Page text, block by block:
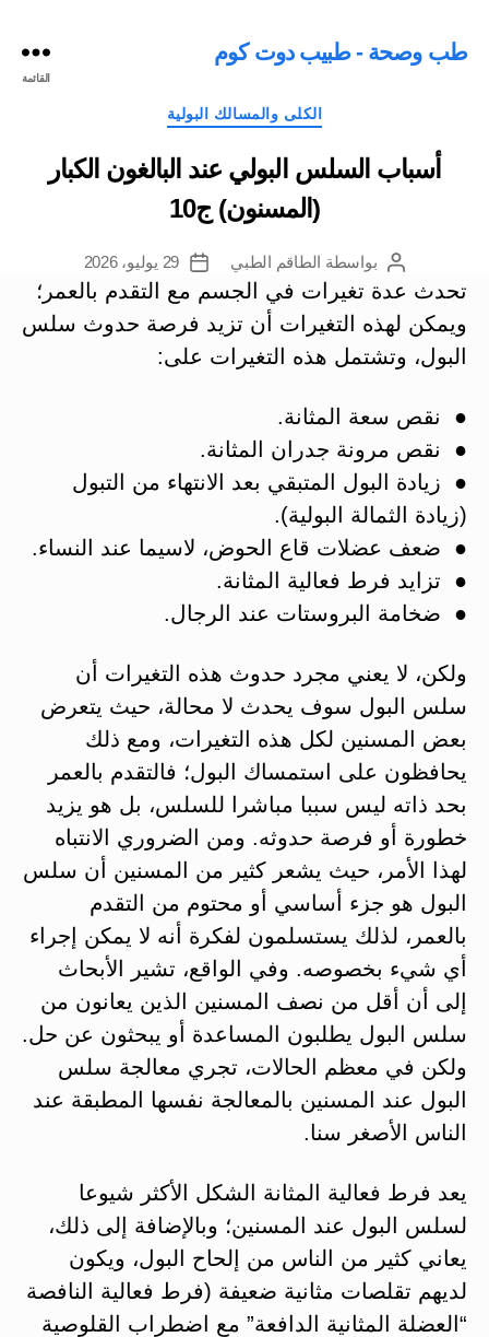
طب وصحة - طبيب دوت كوم
القائمة
التصنيفات
الكلى والمسالك البولية
أسباب السلس البولي عند البالغون الكبار
(المسنون) ج10
كاتب
المقالة
بواسطة الطاقم الطبي
تاريخ
المقالة
29 يوليو، 2026
تحدث عدة تغيرات في الجسم مع التقدم بالعمر؛
ويمكن لهذه التغيرات أن تزيد فرصة حدوث سلس
البول، وتشتمل هذه التغيرات على:
● نقص سعة المثانة.
● نقص مرونة جدران المثانة.
● زيادة البول المتبقي بعد الانتهاء من التبول
(زيادة الثمالة البولية).
● ضعف عضلات قاع الحوض، لاسيما عند النساء.
● تزايد فرط فعالية المثانة.
● ضخامة البروستات عند الرجال.
ولكن، لا يعني مجرد حدوث هذه التغيرات أن
سلس البول سوف يحدث لا محالة، حيث يتعرض
بعض المسنين لكل هذه التغيرات، ومع ذلك
يحافظون على استمساك البول؛ فالتقدم بالعمر
بحد ذاته ليس سببا مباشرا للسلس، بل هو يزيد
خطورة أو فرصة حدوثه. ومن الضروري الانتباه
لهذا الأمر، حيث يشعر كثير من المسنين أن سلس
البول هو جزء أساسي أو محتوم من التقدم
بالعمر، لذلك يستسلمون لفكرة أنه لا يمكن إجراء
أي شيء بخصوصه. وفي الواقع، تشير الأبحاث
إلى أن أقل من نصف المسنين الذين يعانون من
سلس البول يطلبون المساعدة أو يبحثون عن حل.
ولكن في معظم الحالات، تجري معالجة سلس
البول عند المسنين بالمعالجة نفسها المطبقة عند
الناس الأصغر سنا.
يعد فرط فعالية المثانة الشكل الأكثر شيوعا
لسلس البول عند المسنين؛ وبالإضافة إلى ذلك،
يعاني كثير من الناس من إلحاح البول، ويكون
لديهم تقلصات مثانية ضعيفة (فرط فعالية النافصة
“العضلة المثانية الدافعة” مع اضطراب القلوصية